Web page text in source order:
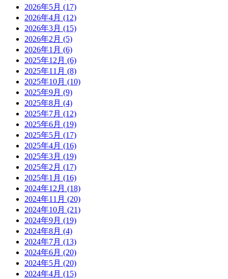
2026年5月 (17)
2026年4月 (12)
2026年3月 (15)
2026年2月 (5)
2026年1月 (6)
2025年12月 (6)
2025年11月 (8)
2025年10月 (10)
2025年9月 (9)
2025年8月 (4)
2025年7月 (12)
2025年6月 (19)
2025年5月 (17)
2025年4月 (16)
2025年3月 (19)
2025年2月 (17)
2025年1月 (16)
2024年12月 (18)
2024年11月 (20)
2024年10月 (21)
2024年9月 (19)
2024年8月 (4)
2024年7月 (13)
2024年6月 (20)
2024年5月 (20)
2024年4月 (15)